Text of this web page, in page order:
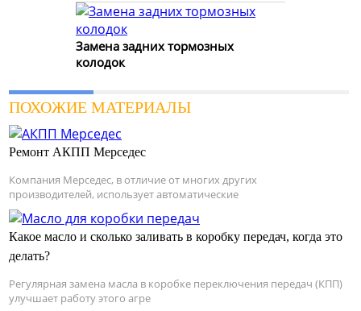
Замена задних тормозных
колодок
ПОХОЖИЕ МАТЕРИАЛЫ
Ремонт АКПП Мерседес
Компания Мерседес, в отличие от многих других
производителей, использует автоматические
Какое масло и сколько заливать в коробку передач, когда это
делать?
Регулярная замена масла в коробке переключения передач (КПП)
улучшает работу этого агре